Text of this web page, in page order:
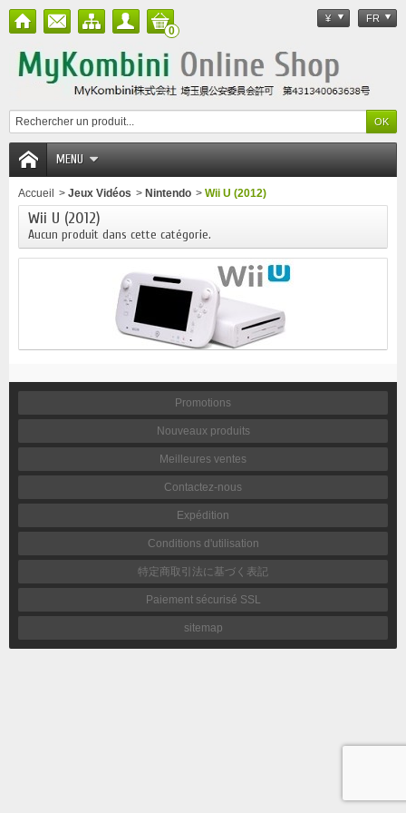
¥ FR
0
MENU
Accueil > Jeux Vidéos > Nintendo > Wii U (2012)
Wii U (2012)
Aucun produit dans cette catégorie.
Promotions
Nouveaux produits
Meilleures ventes
Contactez-nous
Expédition
Conditions d'utilisation
特定商取引法に基づく表記
Paiement sécurisé SSL
sitemap